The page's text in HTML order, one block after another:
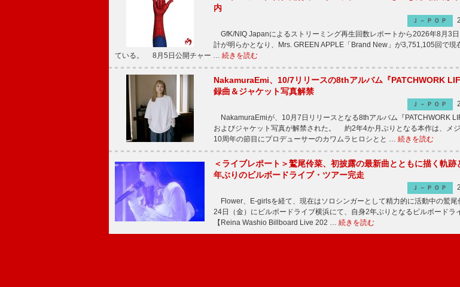
内
Ｊ－ＰＯＰ
GfK/NIQ Japanによるストリーミング再生回数レポートから2026年8月3
計が明らかとなり、Mrs. GREEN APPLE「Brand New」が3,751,105回で現
ている。 8月5日公開チャー … 続きを読む
NakamuraEmi、10/7リリースの8thアルバム『PATCHWORK
録曲＆ジャケット写真解禁
Ｊ－ＰＯＰ
NakamuraEmiが、10月7日リリースとなる8thアルバム『PATCHWORK
およびジャケット写真が解禁された。 約2年4か月ぶりとなる本作は、メ
10周年の節目にプロデューサーのカワムラヒロシとと … 続きを読む
＜ライブレポート＞鷲尾伶菜、初披露の最新曲とともに描く軌
年ぶりのビルボードライブ・ツアー完走
Ｊ－ＰＯＰ
Flower、E-girlsを経て、現在はソロシンガーとして精力的に活動中の鷲尾
24日（金）にビルボードライブ横浜にて、自身2年ぶりとなるビルボードラ
【Reina Washio Billboard Live 202 … 続きを読む